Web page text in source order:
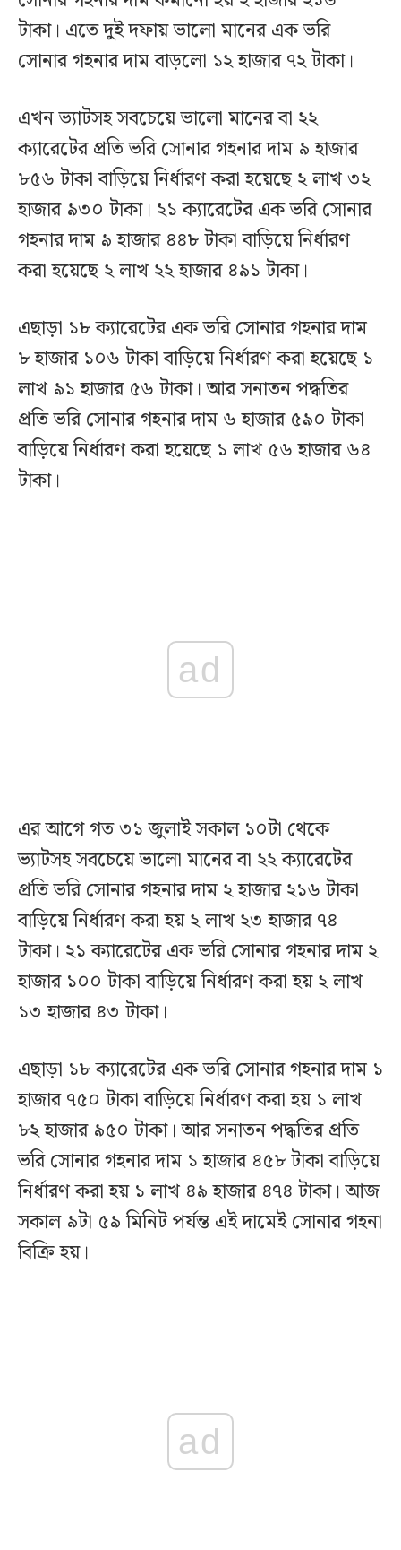
টাকা। এতে দুই দফায় ভালো মানের এক ভরি
সোনার গহনার দাম বাড়লো ১২ হাজার ৭২ টাকা।
এখন ভ্যাটসহ সবচেয়ে ভালো মানের বা ২২
ক্যারেটের প্রতি ভরি সোনার গহনার দাম ৯ হাজার
৮৫৬ টাকা বাড়িয়ে নির্ধারণ করা হয়েছে ২ লাখ ৩২
হাজার ৯৩০ টাকা। ২১ ক্যারেটের এক ভরি সোনার
গহনার দাম ৯ হাজার ৪৪৮ টাকা বাড়িয়ে নির্ধারণ
করা হয়েছে ২ লাখ ২২ হাজার ৪৯১ টাকা।
এছাড়া ১৮ ক্যারেটের এক ভরি সোনার গহনার দাম
৮ হাজার ১০৬ টাকা বাড়িয়ে নির্ধারণ করা হয়েছে ১
লাখ ৯১ হাজার ৫৬ টাকা। আর সনাতন পদ্ধতির
প্রতি ভরি সোনার গহনার দাম ৬ হাজার ৫৯০ টাকা
বাড়িয়ে নির্ধারণ করা হয়েছে ১ লাখ ৫৬ হাজার ৬৪
টাকা।
ad
এর আগে গত ৩১ জুলাই সকাল ১০টা থেকে
ভ্যাটসহ সবচেয়ে ভালো মানের বা ২২ ক্যারেটের
প্রতি ভরি সোনার গহনার দাম ২ হাজার ২১৬ টাকা
বাড়িয়ে নির্ধারণ করা হয় ২ লাখ ২৩ হাজার ৭৪
টাকা। ২১ ক্যারেটের এক ভরি সোনার গহনার দাম ২
হাজার ১০০ টাকা বাড়িয়ে নির্ধারণ করা হয় ২ লাখ
১৩ হাজার ৪৩ টাকা।
এছাড়া ১৮ ক্যারেটের এক ভরি সোনার গহনার দাম ১
হাজার ৭৫০ টাকা বাড়িয়ে নির্ধারণ করা হয় ১ লাখ
৮২ হাজার ৯৫০ টাকা। আর সনাতন পদ্ধতির প্রতি
ভরি সোনার গহনার দাম ১ হাজার ৪৫৮ টাকা বাড়িয়ে
নির্ধারণ করা হয় ১ লাখ ৪৯ হাজার ৪৭৪ টাকা। আজ
সকাল ৯টা ৫৯ মিনিট পর্যন্ত এই দামেই সোনার গহনা
বিক্রি হয়।
ad